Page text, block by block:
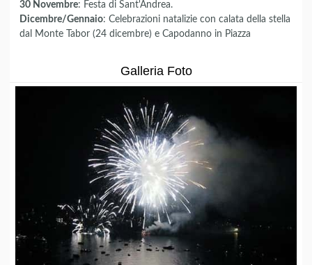
30 Novembre: Festa di Sant'Andrea.
Dicembre/Gennaio: Celebrazioni natalizie con calata della stella
dal Monte Tabor (24 dicembre) e Capodanno in Piazza
Galleria Foto